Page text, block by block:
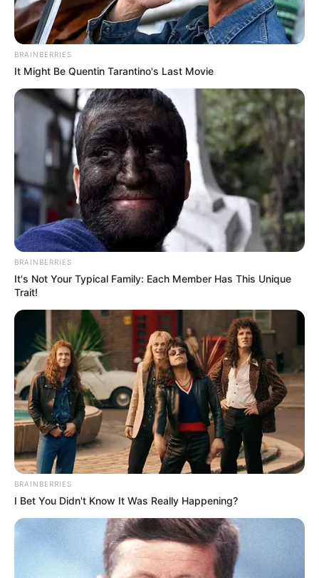
BRAINBERRIES
It Might Be Quentin Tarantino's Last Movie
BRAINBERRIES
It's Not Your Typical Family: Each Member Has This Unique
Trait!
BRAINBERRIES
I Bet You Didn't Know It Was Really Happening?